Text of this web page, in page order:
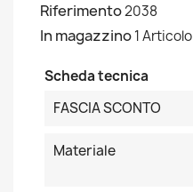
Riferimento2038
In magazzino1 Articolo
Scheda tecnica
FASCIA SCONTO
Materiale